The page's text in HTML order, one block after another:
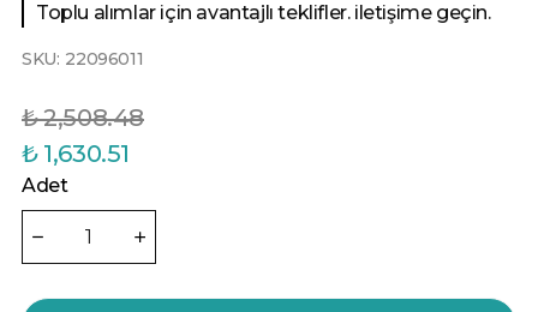
Toplu alımlar için avantajlı teklifler. iletişime geçin.
SKU: 22096011
₺ 2,508.48
₺ 1,630.51
Adet